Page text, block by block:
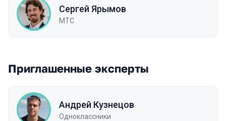
Сергей Ярымов
МТС
Приглашенные эксперты
Андрей Кузнецов
Одноклассники